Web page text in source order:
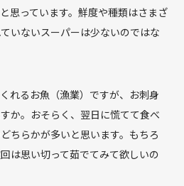
思っています。鮮度や種類はさまざ
いないスーパーは少ないのではな
れるお魚（漁業）ですが、お刺身
か。おそらく、翌日に慌てて食べ
ちらかが多いと思います。もちろ
は思い切って茹でてみて欲しいの